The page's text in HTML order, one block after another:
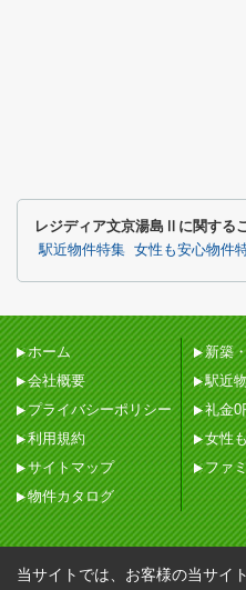
レジディア文京湯島Ⅱに関する
駅近物件特集 女性も安心物件
ホーム
会社概要
プライバシーポリシー
利用規約
サイトマップ
物件カタログ
新築
駅近
礼金0
女性
ファ
当サイトでは、お客様の当サイ